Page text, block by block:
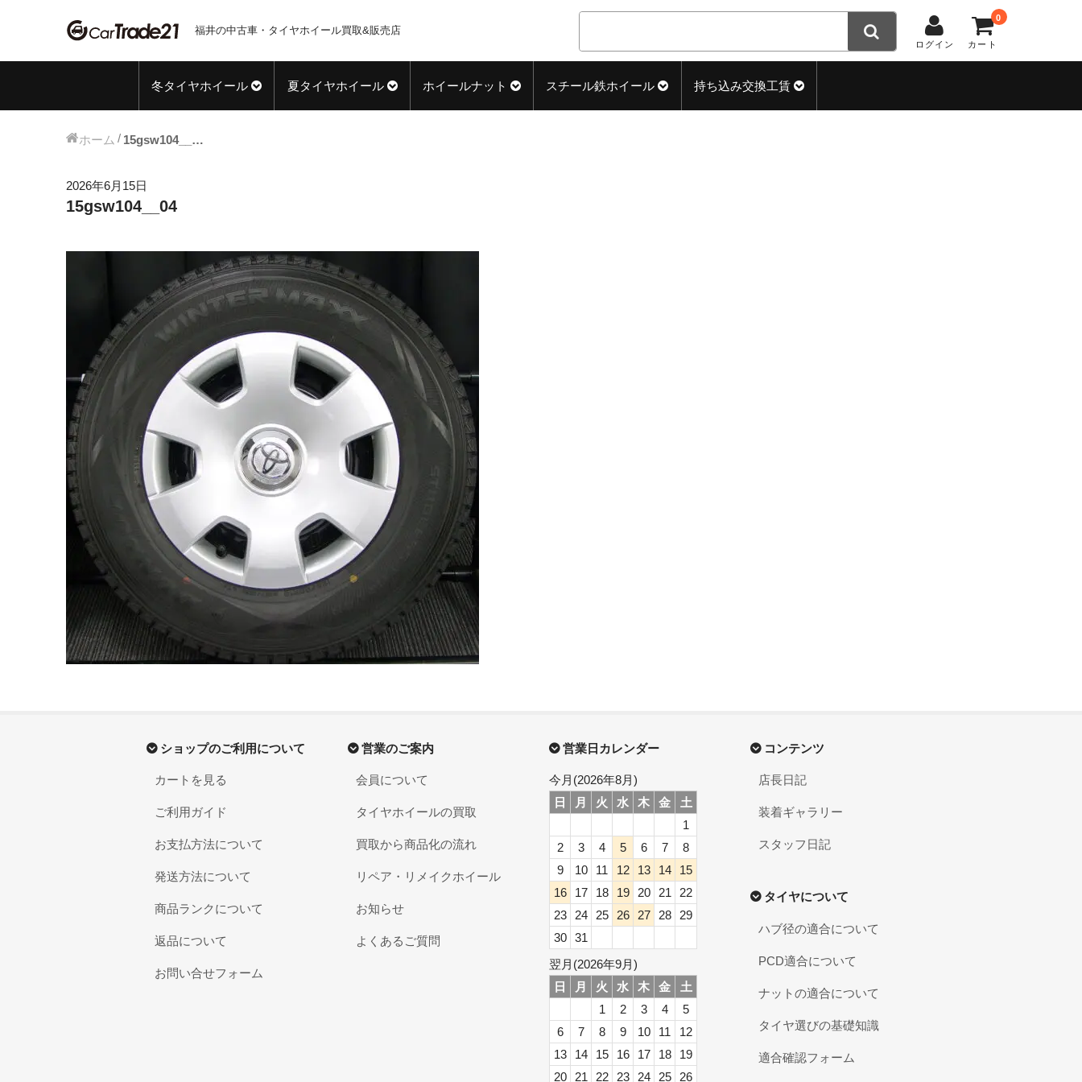
福井の中古車・タイヤホイール買取&販売店
ログイン カート
0
冬タイヤホイール 夏タイヤホイール ホイールナット スチール鉄ホイール 持ち込み交換工賃
ホーム 15gsw104__04
2026年6月15日
15gsw104__04
ショップのご利用について
カートを見る
ご利用ガイド
お支払方法について
発送方法について
商品ランクについて
返品について
お問い合せフォーム
営業のご案内
会員について
タイヤホイールの買取
買取から商品化の流れ
リペア・リメイクホイール
お知らせ
よくあるご質問
コンテンツ
店長日記
装着ギャラリー
スタッフ日記
タイヤについて
ハブ径の適合について
PCD適合について
ナットの適合について
タイヤ選びの基礎知識
適合確認フォーム
営業日カレンダー
今月(2026年8月)
日
月 火 水 木 金
土
1
2
3 4 5 6 7
8
9
10 11 12 13 14
15
16
17 18 19 20 21
22
23
24 25 26 27 28
29
30
31
翌月(2026年9月)
日
月 火 水 木 金
土
1
2 3 4
5
6
7 8 9 10 11
12
13
14 15 16 17 18
19
20
21 22 23 24 25 26